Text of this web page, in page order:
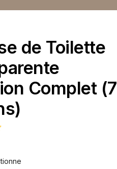
de Toilette
Complet (7